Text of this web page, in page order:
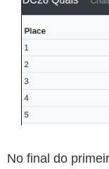
No final do